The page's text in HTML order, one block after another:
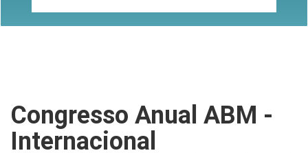
Congresso Anual ABM -
Internacional